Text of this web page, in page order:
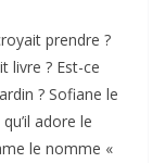
prendre ?
livre ? Est-ce
? Sofiane le
adore le
le nomme «